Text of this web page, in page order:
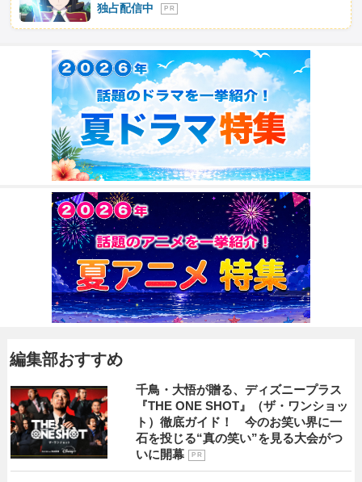
独占配信中
P R
編集部おすすめ
千鳥・大悟が贈る、ディズニープラス
『THE ONE SHOT』（ザ・ワンショッ
ト）徹底ガイド！ 今のお笑い界に一
石を投じる“真の笑い”を見る大会がつ
いに開幕
P R